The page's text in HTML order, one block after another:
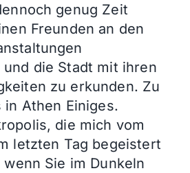
genug Zeit
Freunden an den
die Stadt mit ihren
zu erkunden. Zu
in Athen Einiges.
die mich vom
letzten Tag begeistert
Sie im Dunkeln